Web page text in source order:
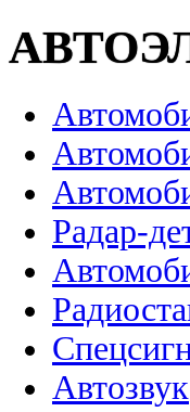
Радар-
Автозвук